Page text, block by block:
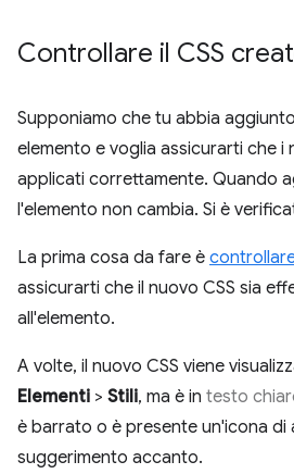
Controllare il CSS
Supponiamo che tu abbia
elemento e voglia assicurarti che i
applicati correttamente. Quando
l'elemento non cambia. Si è
La prima cosa da fare è
assicurarti che il nuovo CSS sia
all'elemento.
A volte, il nuovo CSS viene
Elementi > Stili, ma è in testo
è barrato o è presente un'icona di
suggerimento accanto.